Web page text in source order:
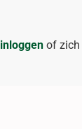
inloggen of zich